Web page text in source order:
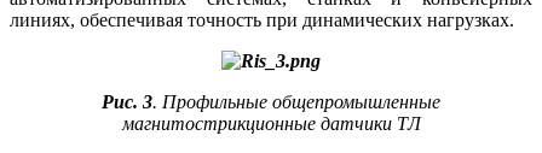
линиях, обеспечивая точность при динамических нагрузках.
Рис. 3. Профильные общепромышленные
магнитострикционные датчики ТЛ